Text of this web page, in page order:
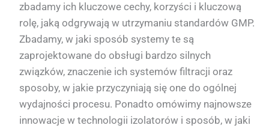
zbadamy ich kluczowe cechy, korzyści i kluczową
rolę, jaką odgrywają w utrzymaniu standardów GMP.
Zbadamy, w jaki sposób systemy te są
zaprojektowane do obsługi bardzo silnych
związków, znaczenie ich systemów filtracji oraz
sposoby, w jakie przyczyniają się one do ogólnej
wydajności procesu. Ponadto omówimy najnowsze
innowacje w technologii izolatorów i sposób, w jaki